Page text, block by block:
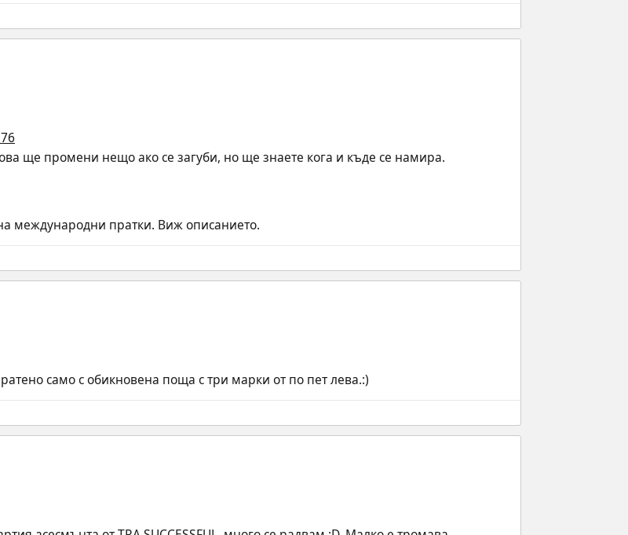
ще промени нещо ако се загуби, но ще знаете кога и къде се намира.
международни пратки. Виж описанието.
само с обикновена поща с три марки от по пет лева.:)